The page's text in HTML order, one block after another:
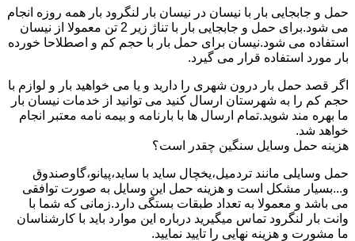
حمل و جابجایی بار با نیسان در نیسان بار لنگرود بار همه روزه انجام
می شود.برای حمل و جابجایی بار با تناژ زیر 2 تن معمولا از نیسان
استفاده می شود.نیسان برای حمل بار با حجم کم و اصطلاحا خورده
بار مورد استفاده قرار می گیرد.
اگر قصد حمل بار درون شهری را دارید و یا می خواهید بار و لوازم با
حجم کم را به شهرستان ارسال کنید می توانید از خدمات نیسان بار
ما بهره مند شوید.تمام ارسال ها با بارنامه و بیمه نامه معتبر انجام
خواهد شد.
هزینه حمل وسایل سنگین چقدر است؟
حمل وسایلی مانند تردمیل،یخچال ساید با ساید،پیانو،گاوصندوق
و...بسیار مشکل است و هزینه حمل این وسایل به صورت توافقی
می باشد و معمولا به تعداد طبقات بستگی دارد.زمانی که شما با
وانت بار لنگرود تماس میگیرید درباره این موارد باید با کارشناسان
ما مشورت و هزینه نهایی را تایید نمایید.